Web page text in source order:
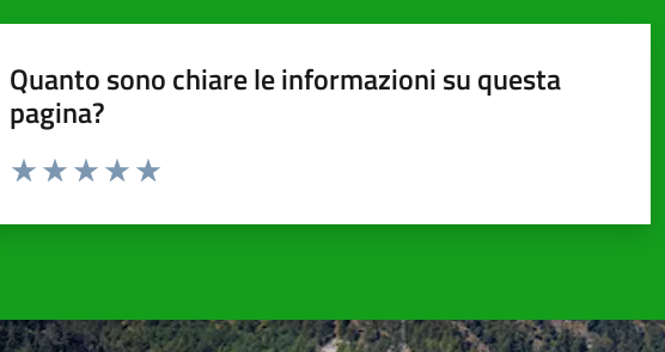
Quanto sono chiare le informazioni su questa
pagina?
Valuta da 1 a 5 stelle la pagina